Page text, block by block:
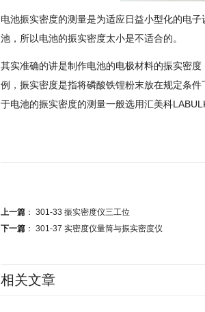
电池振实密度的测量是为适应日益小型化的电
池，所以电池的振实密度太小是不适合的。
其实准确的讲是制作电池的电极材料的振实密
例，振实密度是指将磷酸铁锂粉末放在规定条
于电池的振实密度的测量一般选用汇美科
上一篇 ： 301-33 振实密度仪三工位
下一篇 ： 301-37 实密度仪量筒与振实密度仪
相关文章